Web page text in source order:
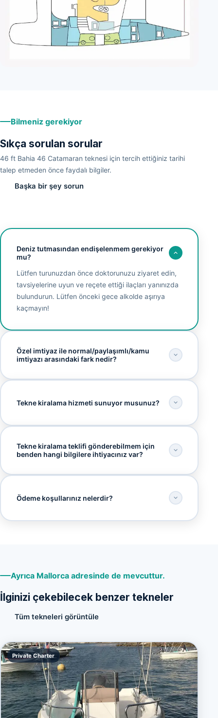
Bilmeniz gerekiyor
Sıkça sorulan sorular
46 ft Bahia 46 Catamaran teknesi için tercih ettiğiniz tarihi
talep etmeden önce faydalı bilgiler.
Başka bir şey sorun
Deniz tutmasından endişelenmem gerekiyor
mu?
Lütfen turunuzdan önce doktorunuzu ziyaret edin,
tavsiyelerine uyun ve reçete ettiği ilaçları yanınızda
bulundurun. Lütfen önceki gece alkolde aşırıya
kaçmayın!
Özel imtiyaz ile normal/paylaşımlı/kamu
imtiyazı arasındaki fark nedir?
Tekne kiralama hizmeti sunuyor musunuz?
Tekne kiralama teklifi gönderebilmem için
benden hangi bilgilere ihtiyacınız var?
Ödeme koşullarınız nelerdir?
Ayrıca Mallorca adresinde de mevcuttur.
İlginizi çekebilecek benzer tekneler
Tüm tekneleri görüntüle
Private Charter